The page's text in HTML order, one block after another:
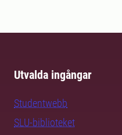
Utvalda ingångar
Studentwebb
SLU-biblioteket